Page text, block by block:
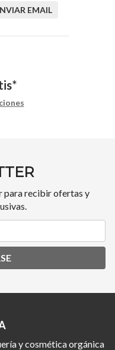
EMAIL
para recibir ofertas y
y cosmética orgánica